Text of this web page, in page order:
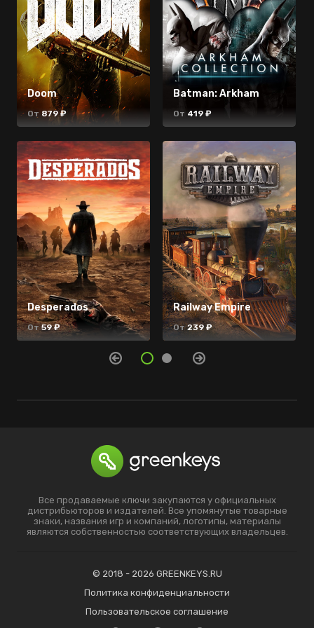
Doom
От 879 ₽
Batman: Arkham
От 419 ₽
Desperados
От59 ₽
Railway Empire
От239 ₽
Dead Rising
От 359 ₽
Grand Theft Auto
От 1540 ₽
Borderlands
От659 ₽
Все продаваемые ключи закупаются у официальных
дистрибьюторов и издателей. Все упомянутые товарные
знаки, названия игр и компаний, логотипы, материалы
являются собственностью соответствующих владельцев.
© 2018 - 2026 GREENKEYS.RU
Политика конфиденциальности
Пользовательское соглашение